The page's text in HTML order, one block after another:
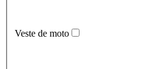
Veste de moto